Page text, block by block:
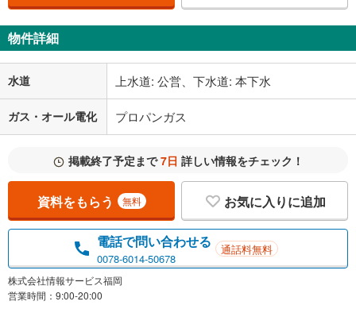
物件詳細
水道 上水道: 公営、下水道: 本下水
ガス・オール電化 プロパンガス
掲載終了予定まで7日 詳しい情報をチェック！
資料をもらう 無料 お気に入りに追加
電話で問い合わせる
0078-6014-50678
通話料無料
株式会社情報サービス福岡
営業時間：9:00-20:00